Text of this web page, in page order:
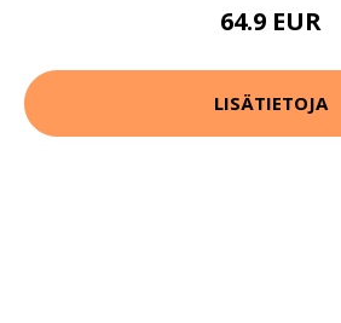
64.9 EUR
LISÄTIETOJA